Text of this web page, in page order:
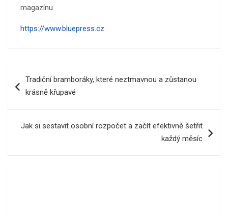
magazínu.
https://www.bluepress.cz
proTradiční bramboráky, které neztmavnou a zůstanou
krásně křupavé
Jak si sestavit osobní rozpočet a začít efektivně šetřit
každý měsíc